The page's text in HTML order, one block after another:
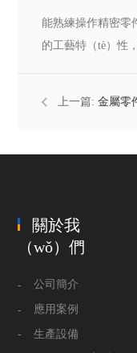
能熟練操作精密零
的工藝特（tè）性
上一篇: 金屬零
關於我
（wǒ）們
公司簡介
應用案例
生產設備